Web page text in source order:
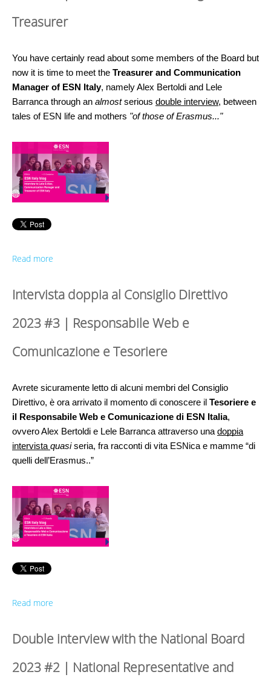
Treasurer
You have certainly read about some members of the Board but
now it is time to meet the Treasurer and Communication
Manager of ESN Italy, namely Alex Bertoldi and Lele
Barranca through an almostserious double interview, between
tales of ESN life and mothers "of those of Erasmus..."
Read more
Intervista doppia al Consiglio Direttivo
2023 #3 | Responsabile Web e
Comunicazione e Tesoriere
Avrete sicuramente letto di alcuni membri del Consiglio
Direttivo, è ora arrivato il momento di conoscere il Tesoriere e
il Responsabile Web e Comunicazione di ESN Italia,
ovvero Alex Bertoldi e Lele Barranca attraverso una doppia
intervista quasiseria, fra racconti di vita ESNica e mamme “di
quelli dell’Erasmus..”
Read more
Double interview with the National Board
2023 #2 | National Representative and